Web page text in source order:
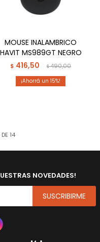
MOUSE INALAMBRICO
HAVIT MS989GT NEGRO
$ 416,50 $490,00
15
DE 14
NOVEDADES!
SUSCRIBIRME